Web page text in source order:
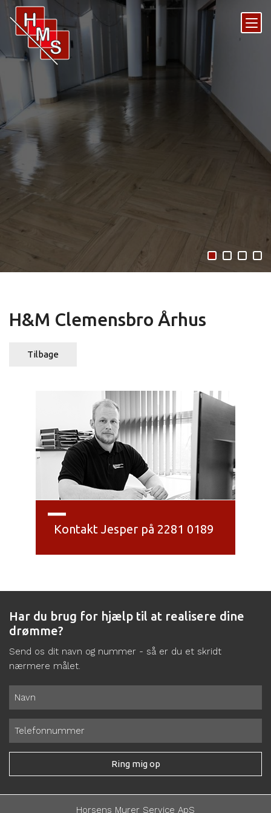
H&M Clemensbro Århus
Tilbage
Kontakt Jesper på 2281 0189
Har du brug for hjælp til at realisere dine
drømme?
Send os dit navn og nummer - så er du et skridt
nærmere målet.
Horsens Murer Service ApS